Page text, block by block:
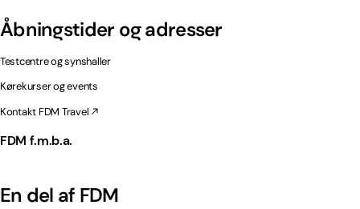
Åbningstider og adresser
Testcentre og synshaller
Kørekurser og events
Kontakt FDM Travel
FDM f.m.b.a.
En del af FDM